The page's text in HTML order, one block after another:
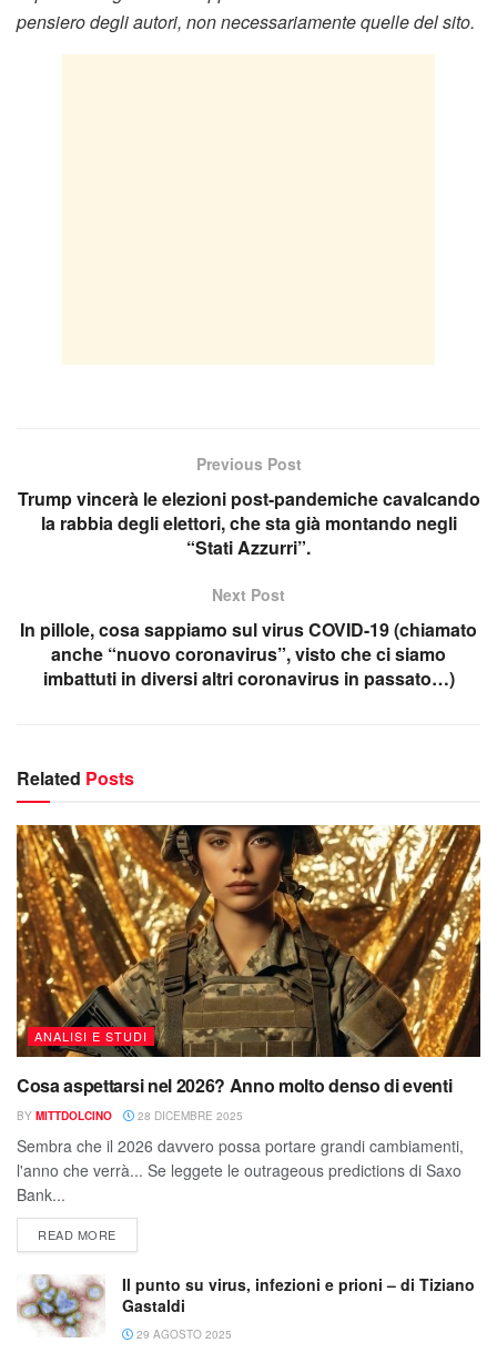
pensiero degli autori, non necessariamente quelle del sito.
Previous Post
Trump vincerà le elezioni post-pandemiche cavalcando
la rabbia degli elettori, che sta già montando negli
“Stati Azzurri”.
Next Post
In pillole, cosa sappiamo sul virus COVID-19 (chiamato
anche “nuovo coronavirus”, visto che ci siamo
imbattuti in diversi altri coronavirus in passato…)
Related Posts
ANALISI E STUDI
Cosa aspettarsi nel 2026? Anno molto denso di eventi
BY MITTDOLCINO 28 DICEMBRE 2025
Sembra che il 2026 davvero possa portare grandi cambiamenti,
l'anno che verrà... Se leggete le outrageous predictions di Saxo
Bank...
READ MORE
Il punto su virus, infezioni e prioni – di Tiziano
Gastaldi
29 AGOSTO 2025